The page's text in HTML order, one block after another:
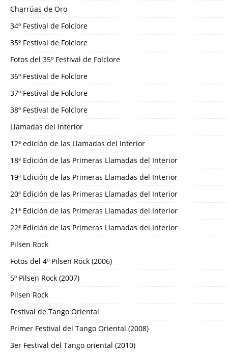
Charrúas de Oro
34º Festival de Folclore
35º Festival de Folclore
Fotos del 35º Festival de Folclore
36º Festival de Folclore
37º Festival de Folclore
38º Festival de Folclore
Llamadas del Interior
12ª edición de las Llamadas del Interior
18ª Edición de las Primeras Llamadas del Interior
19ª Edición de las Primeras Llamadas del Interior
20ª Edición de las Primeras Llamadas del Interior
21ª Edición de las Primeras Llamadas del Interior
22ª Edición de las Primeras Llamadas del Interior
Pilsen Rock
Fotos del 4º Pilsen Rock (2006)
5º Pilsen Rock (2007)
Pilsen Rock
Festival de Tango Oriental
Primer Festival del Tango Oriental (2008)
3er Festival del Tango oriental (2010)